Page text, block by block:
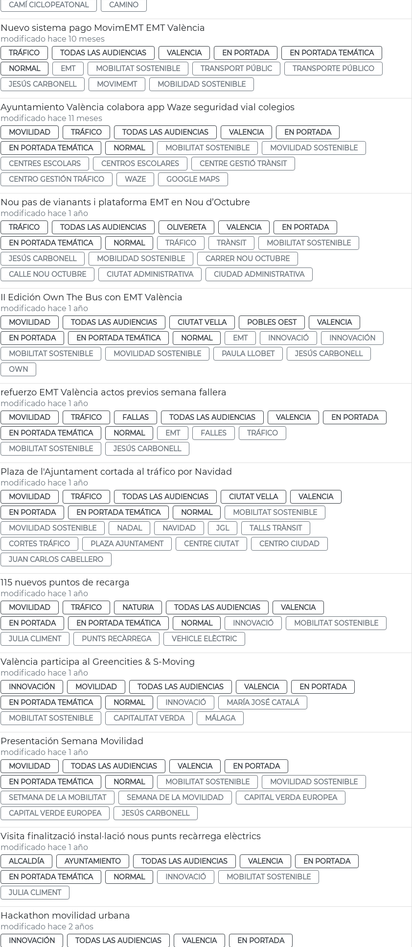
CAMÍ CICLOPEATONAL
CAMINO
Nuevo sistema pago MovimEMT EMT València
modificado hace 10 meses
TRÁFICO TODAS LAS AUDIENCIAS VALENCIA EN PORTADA
EN PORTADA TEMÁTICA
NORMAL
EMT MOBILITAT SOSTENIBLE TRANSPORT PÚBLIC
TRANSPORTE PÚBLICO
JESÚS CARBONELL
MOVIMEMT MOBILIDAD SOSTENIBLE
Ayuntamiento València colabora app Waze seguridad vial colegios
modificado hace 11 meses
MOVILIDAD TRÁFICO TODAS LAS AUDIENCIAS VALENCIA
EN PORTADA
EN PORTADA TEMÁTICA
NORMAL MOBILITAT SOSTENIBLE
MOVILIDAD SOSTENIBLE
CENTRES ESCOLARS
CENTROS ESCOLARES
CENTRE GESTIÓ TRÀNSIT
CENTRO GESTIÓN TRÁFICO
WAZE GOOGLE MAPS
Nou pas de vianants i plataforma EMT en Nou d’Octubre
modificado hace 1 año
TRÁFICO TODAS LAS AUDIENCIAS OLIVERETA VALENCIA
EN PORTADA
EN PORTADA TEMÁTICA
NORMAL TRÁFICO TRÀNSIT
MOBILITAT SOSTENIBLE
JESÚS CARBONELL
MOBILIDAD SOSTENIBLE
CARRER NOU OCTUBRE
CALLE NOU OCTUBRE
CIUTAT ADMINISTRATIVA CIUDAD ADMINISTRATIVA
II Edición Own The Bus con EMT València
modificado hace 1 año
MOVILIDAD TODAS LAS AUDIENCIAS CIUTAT VELLA POBLES OEST
VALENCIA
EN PORTADA
EN PORTADA TEMÁTICA NORMAL EMT INNOVACIÓ
INNOVACIÓN
MOBILITAT SOSTENIBLE
MOVILIDAD SOSTENIBLE PAULA LLOBET
JESÚS CARBONELL
OWN
refuerzo EMT València actos previos semana fallera
modificado hace 1 año
MOVILIDAD TRÁFICO FALLAS TODAS LAS AUDIENCIAS VALENCIA
EN PORTADA
EN PORTADA TEMÁTICA
NORMAL EMT FALLES
TRÁFICO
MOBILITAT SOSTENIBLE
JESÚS CARBONELL
Plaza de l'Ajuntament cortada al tráfico por Navidad
modificado hace 1 año
MOVILIDAD TRÁFICO TODAS LAS AUDIENCIAS CIUTAT VELLA
VALENCIA
EN PORTADA
EN PORTADA TEMÁTICA NORMAL
MOBILITAT SOSTENIBLE
MOVILIDAD SOSTENIBLE
NADAL NAVIDAD JGL
TALLS TRÀNSIT
CORTES TRÁFICO
PLAZA AJUNTAMENT CENTRE CIUTAT
CENTRO CIUDAD
JUAN CARLOS CABELLERO
115 nuevos puntos de recarga
modificado hace 1 año
MOVILIDAD TRÁFICO NATURIA TODAS LAS AUDIENCIAS
VALENCIA
EN PORTADA
EN PORTADA TEMÁTICA NORMAL INNOVACIÓ
MOBILITAT SOSTENIBLE
JULIA CLIMENT
PUNTS RECÀRREGA VEHICLE ELÈCTRIC
València participa al Greencities & S-Moving
modificado hace 1 año
INNOVACIÓN MOVILIDAD TODAS LAS AUDIENCIAS VALENCIA
EN PORTADA
EN PORTADA TEMÁTICA
NORMAL INNOVACIÓ
MARÍA JOSÉ CATALÁ
MOBILITAT SOSTENIBLE
CAPITALITAT VERDA MÁLAGA
Presentación Semana Movilidad
modificado hace 1 año
MOVILIDAD TODAS LAS AUDIENCIAS VALENCIA
EN PORTADA
EN PORTADA TEMÁTICA
NORMAL MOBILITAT SOSTENIBLE
MOVILIDAD SOSTENIBLE
SETMANA DE LA MOBILITAT
SEMANA DE LA MOVILIDAD
CAPITAL VERDA EUROPEA
CAPITAL VERDE EUROPEA
JESÚS CARBONELL
Visita finalització instal·lació nous punts recàrrega elèctrics
modificado hace 1 año
ALCALDÍA AYUNTAMIENTO TODAS LAS AUDIENCIAS VALENCIA
EN PORTADA
EN PORTADA TEMÁTICA
NORMAL INNOVACIÓ
MOBILITAT SOSTENIBLE
JULIA CLIMENT
Hackathon movilidad urbana
modificado hace 2 años
INNOVACIÓN TODAS LAS AUDIENCIAS VALENCIA EN PORTADA